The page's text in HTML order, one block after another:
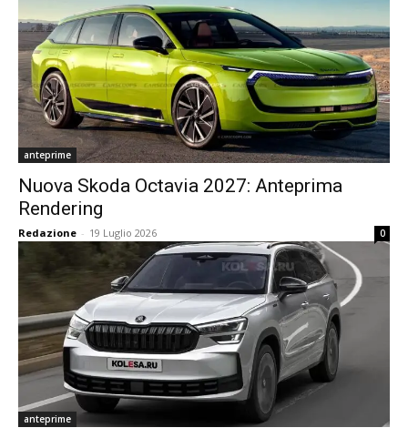
anteprime
Nuova Skoda Octavia 2027: Anteprima
Rendering
Redazione - 19 Luglio 2026 0
anteprime